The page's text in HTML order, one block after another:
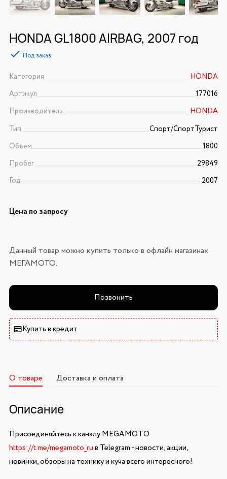
HONDA GL1800 AIRBAG, 2007 год
Под заказ
Категория
HONDA
Артикул
177016
Производитель
HONDA
Тип
Спорт/CпортТурист
Объем
1800
Пробег
29849
Год
2007
Цена по запросу
Данный товар можно купить только в офлайн магазинах
МЕГАМОТО.
Позвонить
Купить в кредит
О товаре Доставка и оплата
Описание
Присоединяйтесь к каналу MEGAMOTO
https://t.me/megamoto_ruв Telegram - новости, акции,
новинки, обзоры на технику и куча всего интересного!